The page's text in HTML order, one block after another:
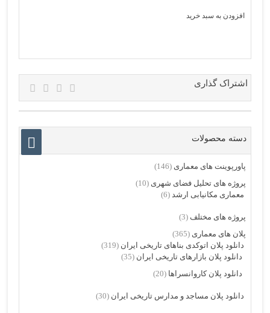
افزودن به سبد خرید
اشتراک گذاری
دسته محصولات
پاورپوینت های معماری (146)
پروژه های تحلیل فضای شهری (10)
معماری مکانیابی ارشد (6)
پروژه های مختلف (3)
پلان های معماری (365)
دانلود پلان اتوکدی بناهای تاریخی ایران (319)
دانلود پلان بازارهای تاریخی ایران (35)
دانلود پلان کاروانسراها (20)
دانلود پلان مساجد و مدارس تاریخی ایران (30)